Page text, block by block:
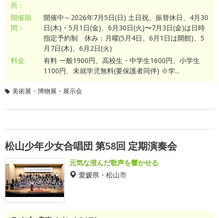
所：
開催期
間：
開催中～2026年7月5日(日) 土日祝、振替休日、4月30
日(木)・5月1日(金)、6月30日(火)〜7月3日(金)は日時
指定予約制 休み：月曜(5月4日、6月1日は開館)、5
月7日(木)、6月2日(火)
料金:
有料 一般1900円、高校生・中学生1600円、小学生
1100円、未就学児無料(要保護者同伴) ※学...
美術展・博物展・展示会
松山少年少女合唱団 第58回 定期演奏会
元気な澄んだ歌声を響かせる
愛媛県・松山市